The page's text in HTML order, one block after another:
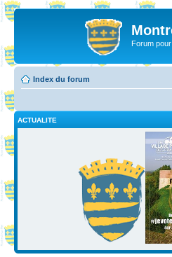
Forum
Index du forum
ACTUALITE